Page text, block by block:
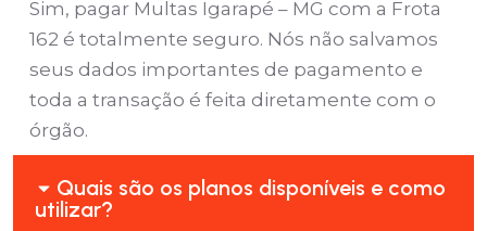
Sim, pagar Multas Igarapé – MG com a Frota
162 é totalmente seguro. Nós não salvamos
seus dados importantes de pagamento e
toda a transação é feita diretamente com o
órgão.
Quais são os planos disponíveis e como
utilizar?